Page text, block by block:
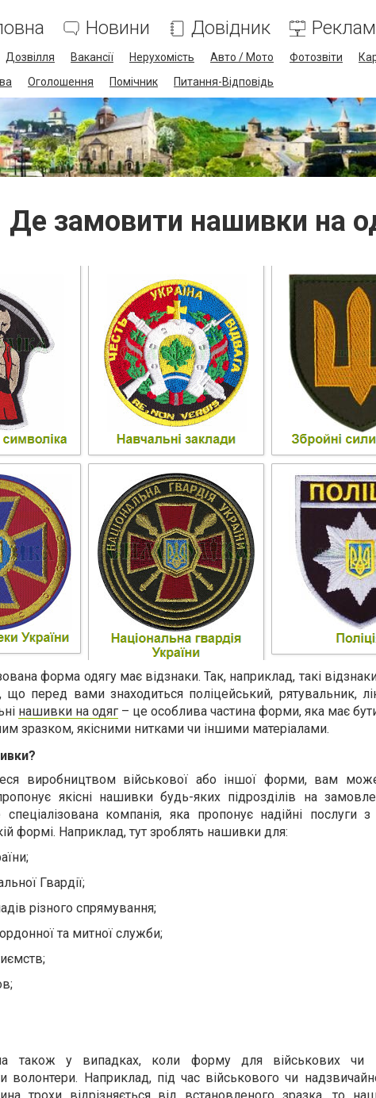
Новини Довідник
Дозвілля Вакансії Нерухомість Авто / Мото Фотозвіти
Оголошення Помічник Питання-Відповідь
Де замовити нашивки на
форма одягу має відзнаки. Так, наприклад, такі
що перед вами знаходиться поліцейський, рятувальник,
нашивки на одяг – це особлива частина форми, яка має
зразком, якісними нитками чи іншими матеріалами.
виробництвом військової або іншої форми, вам
якісні нашивки будь-яких підрозділів на
компанія, яка пропонує надійні послуги з
формі. Наприклад, тут зроблять нашивки для:
Гвардії;
різного спрямування;
та митної служби;
також у випадках, коли форму для військових чи
Наприклад, під час військового чи